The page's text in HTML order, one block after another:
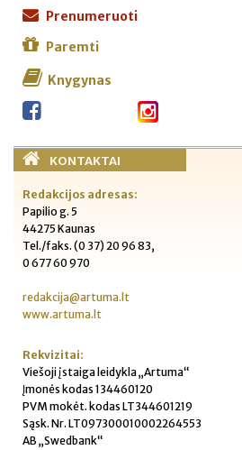
Prenumeruoti
Paremti
Knygynas
KONTAKTAI
Redakcijos adresas:
Papilio g. 5
44275 Kaunas
Tel./faks. (0 37) 20 96 83,
0 677 60 970
redakcija@artuma.lt
www.artuma.lt
Rekvizitai:
Viešoji įstaiga leidykla „Artuma“
Įmonės kodas 134460120
PVM mokėt. kodas LT344601219
Sąsk. Nr. LT097300010002264553
AB „Swedbank“